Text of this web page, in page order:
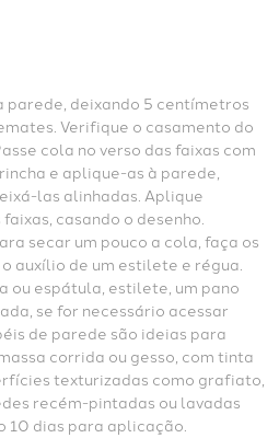
parede, deixando 5 centímetros
Verifique o casamento do
cola no verso das faixas com
e aplique-as à parede,
las alinhadas. Aplique
casando o desenho.
secar um pouco a cola, faça os
auxílio de um estilete e régua.
ou espátula, estilete, um pano
se for necessário acessar
de parede são ideias para
corrida ou gesso, com tinta
texturizadas como grafiato,
recém-pintadas ou lavadas
10 dias para aplicação.